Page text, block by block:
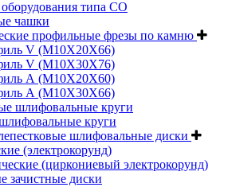
типа СО
чашки
профильные фрезы по камню
V (M10X20X66)
V (M10X30X76)
А (М10Х20Х60)
А (М10Х30Х66)
шлифовальные круги
круги
шлифовальные диски
(электрокорунд)
(циркониевый электрокорунд)
зачистные диски